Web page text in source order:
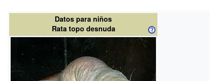
Datos para niños
Rata topo desnuda